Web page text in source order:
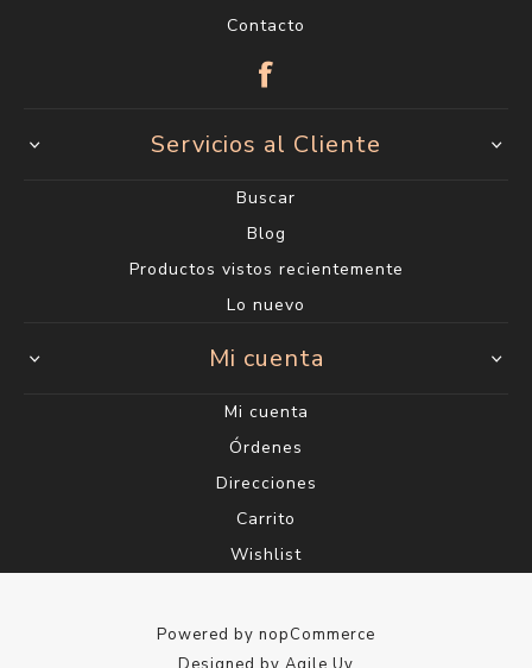
Contacto
Servicios al Cliente
Buscar
Blog
Productos vistos recientemente
Lo nuevo
Mi cuenta
Mi cuenta
Órdenes
Direcciones
Carrito
Wishlist
Powered by nopCommerce